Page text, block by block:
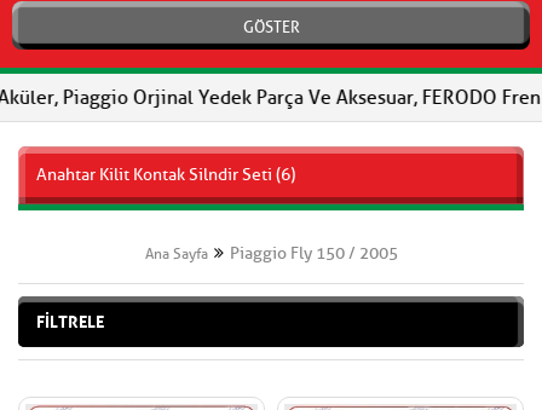
GÖSTER
Orjinal Yedek Parça Ve Aksesuar, FERODO Fren
Anahtar Kilit Kontak Silndir Seti (6)
Ana Sayfa Piaggio Fly 150 / 2005
FİLTRELE